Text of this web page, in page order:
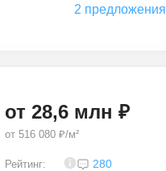
2 предложения
от 28,6 млн ₽
от 516 080 ₽/м²
Рейтинг: 280